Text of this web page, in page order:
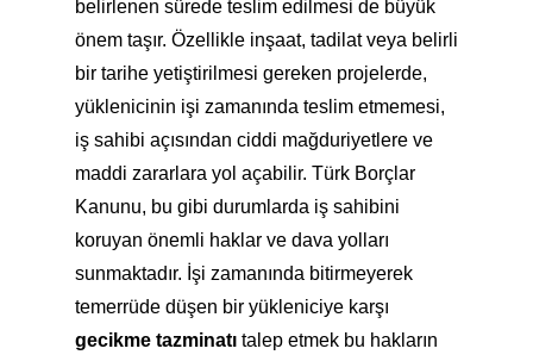
belirlenen sürede teslim edilmesi de büyük
önem taşır. Özellikle inşaat, tadilat veya belirli
bir tarihe yetiştirilmesi gereken projelerde,
yüklenicinin işi zamanında teslim etmemesi,
iş sahibi açısından ciddi mağduriyetlere ve
maddi zararlara yol açabilir. Türk Borçlar
Kanunu, bu gibi durumlarda iş sahibini
koruyan önemli haklar ve dava yolları
sunmaktadır. İşi zamanında bitirmeyerek
temerrüde düşen bir yükleniciye karşı
gecikme tazminatıtalep etmek bu hakların